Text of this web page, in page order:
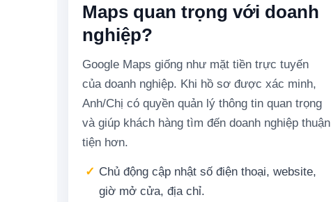
Maps quan trọng với doanh
nghiệp?
Google Maps giống như mặt tiền trực tuyến
của doanh nghiệp. Khi hồ sơ được xác minh,
Anh/Chị có quyền quản lý thông tin quan trọng
và giúp khách hàng tìm đến doanh nghiệp thuận
tiện hơn.
✓ Chủ động cập nhật số điện thoại, website,
giờ mở cửa, địa chỉ.